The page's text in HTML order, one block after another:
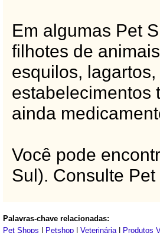
Em algumas Pet
filhotes de
esquilos,
estabelecimentos
ainda
Você pode
Sul). Consulte
Palavras-chave relacionadas:
Pet Shops
Petshop Veterinária| Produtos